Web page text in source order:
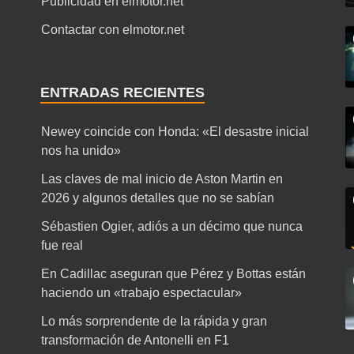
Contactar con elmotor.net
ENTRADAS RECIENTES
Newey coincide con Honda: «El desastre inicial
nos ha unido»
Las claves de mal inicio de Aston Martin en
2026 y algunos detalles que no se sabían
Sébastien Ogier, adiós a un décimo que nunca
fue real
En Cadillac aseguran que Pérez y Bottas están
haciendo un «trabajo espectacular»
Lo más sorprendente de la rápida y gran
transformación de Antonelli en F1